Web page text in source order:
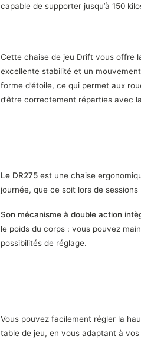
capable de supporter jusqu’à 150
Cette chaise de jeu Drift vous offre
excellente stabilité et un
forme d’étoile, ce qui permet aux
d’être correctement réparties avec
Le DR275 est une chaise
journée, que ce soit lors de
Son mécanisme à double action
le poids du corps : vous pouvez
possibilités de réglage.
Vous pouvez facilement régler la
table de jeu, en vous adaptant à